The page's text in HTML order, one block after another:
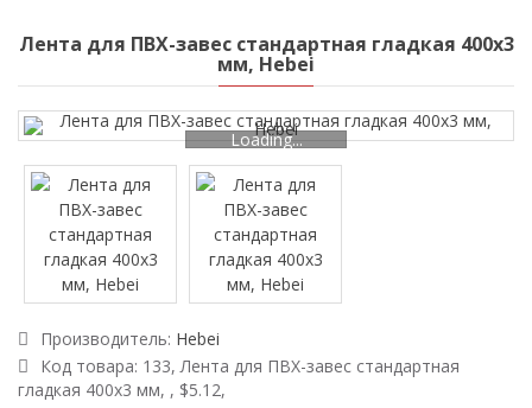
Лента для ПВХ-завес стандартная гладкая 400х3
мм, Hebei
Loading...
Производитель: Hebei
Код товара: 133, Лента для ПВХ-завес стандартная
гладкая 400х3 мм, , $5.12,